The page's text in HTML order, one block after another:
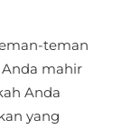
teman
mahir
Anda
yang